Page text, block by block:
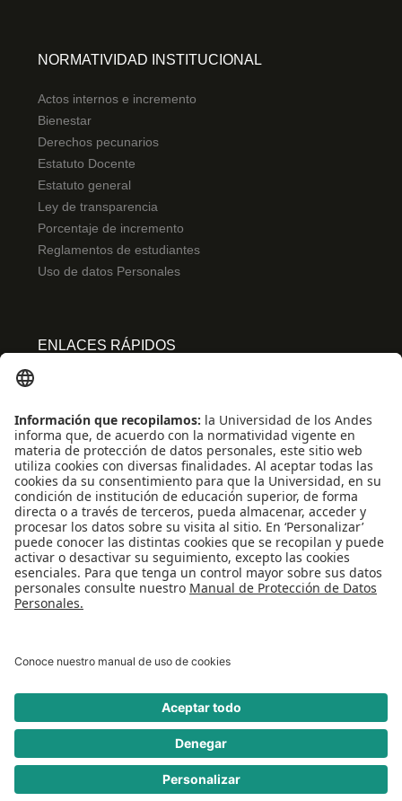
NORMATIVIDAD INSTITUCIONAL
Actos internos e incremento
Bienestar
Derechos pecunarios
Estatuto Docente
Estatuto general
Ley de transparencia
Porcentaje de incremento
Reglamentos de estudiantes
Uso de datos Personales
ENLACES RÁPIDOS
Convivencia y transparencia
Emergencias: Extensión 0000
Eventos destacados
Mapa del Sitio
Multimedia
Noticias
Preguntas frecuentes
Reconocimiento como Universidad: Decreto 1297 del 30 de mayo de 1964.
Minjusticia.
© - Derechos Reservados Universidad de los Andes